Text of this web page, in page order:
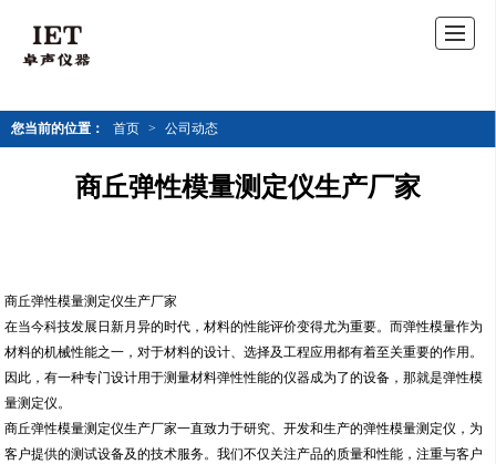
您当前的位置： 首页 > 公司动态
商丘弹性模量测定仪生产厂家
商丘弹性模量测定仪生产厂家
在当今科技发展日新月异的时代，材料的性能评价变得尤为重要。而弹性模量作为
材料的机械性能之一，对于材料的设计、选择及工程应用都有着至关重要的作用。
因此，有一种专门设计用于测量材料弹性性能的仪器成为了的设备，那就是弹性模
量测定仪。
商丘弹性模量测定仪生产厂家一直致力于研究、开发和生产的弹性模量测定仪，为
客户提供的测试设备及的技术服务。我们不仅关注产品的质量和性能，注重与客户